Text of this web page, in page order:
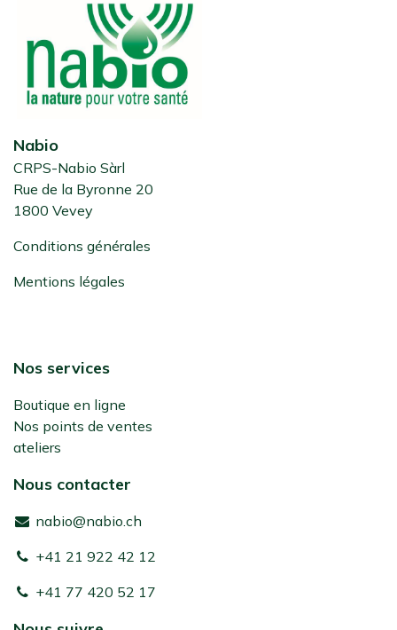
Nabio
CRPS-Nabio Sàrl
Rue de la Byronne 20
1800 Vevey
Conditions générales
Mentions légales
Nos services
Boutique en ligne
Nos points de ventes
ateliers
Nous contacter
nabio@nabio.ch
+41 21 922 42 12
+41 77 420 52 17